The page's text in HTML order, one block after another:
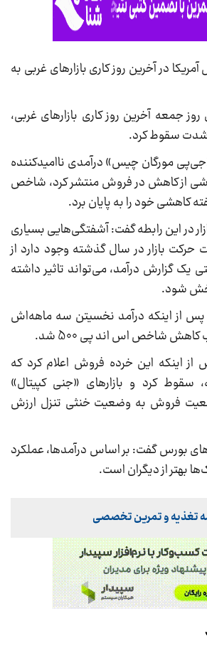
در آخرین روز کاری بازارهای غربی به
روز جمعه آخرین روز کاری بازارهای غربی،
شدت سقوط کرد.
مورگان چیس» درآمدی ناامیدکننده
از کاهش در فروش منتشر کرد، شاخص
کاهشی خود را به پایان برد.
در این رابطه گفت: آشفتگی‌هایی بسیاری
حرکت بازار در سال گذشته وجود دارد از
یک گزارش درآمد، می‌تواند تاثیر داشته
پخش شود.
از اینکه درآمد نخسیتن سه ماهه‌اش
شاخص اس‌ اند پی 500 شد.
اینکه این خرده فروش اعلام کرد که
کرد و بازارهای «جنی کپیتال»
فروش به وضعیت خنثی تنزل ارزش
بورس گفت: بر اساس درآمدها، عملکرد
بهتر از دیگران است.
تغذیه و تمرین تخصصی